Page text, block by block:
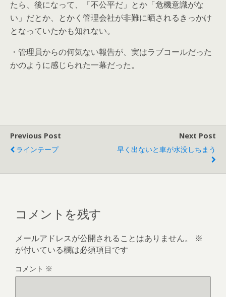
たら、後になって、「不公平だ」とか「危機意識がな
い」だとか、とかく管理会社が非難に晒されるきっかけ
となっていたかも知れない。
・管理員からの何気ない報告が、実はラブコールだった
かのように感じられた一幕だった。
Previous Post
ラインテープ
Next Post
早く出ないと車が水没しちまう
コメントを残す
メールアドレスが公開されることはありません。
※
が付いている欄は必須項目です
コメント ※